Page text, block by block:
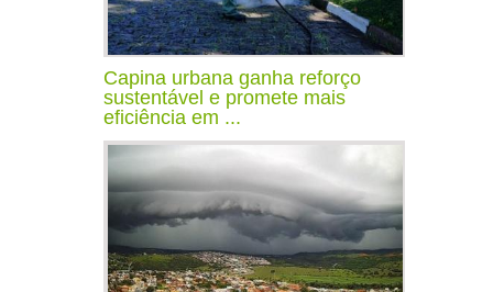
Capina urbana ganha reforço
sustentável e promete mais
eficiência em ...